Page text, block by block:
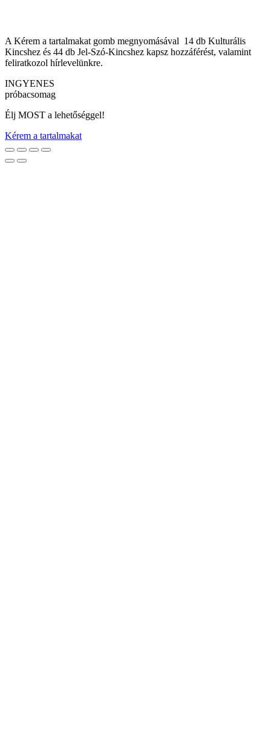
A Kérem a tartalmakat gomb megnyomásával 14 db Kulturális
Kincshez és 44 db Jel-Szó-Kincshez kapsz hozzáférést, valamint
feliratkozol hírlevelünkre.
INGYENES
próbacsomag
Élj MOST a lehetőséggel!
Kérem a tartalmakat